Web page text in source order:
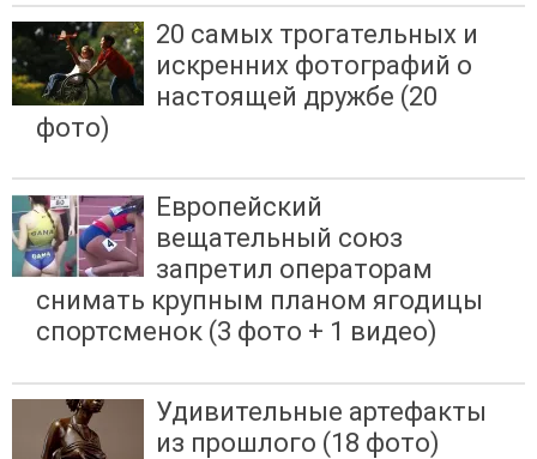
20 самых трогательных и
искренних фотографий о
настоящей дружбе (20
фото)
Европейский
вещательный союз
запретил операторам
снимать крупным планом ягодицы
спортсменок (3 фото + 1 видео)
Удивительные артефакты
из прошлого (18 фото)